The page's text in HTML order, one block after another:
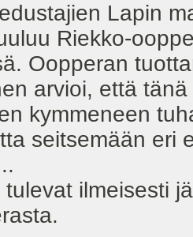
Lapin
Riekko-
Oopperan
arvioi, että
kymmeneen
seitsemään eri
ilmeisesti